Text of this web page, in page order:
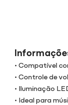
• Compatível
• Controle de
• Iluminação
• Ideal para